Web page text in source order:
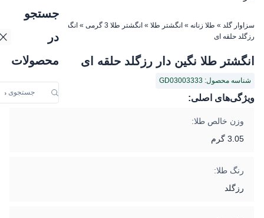
جستجو
در
محصولات
سزاوار گلد » طلا زنانه » انگشتر طلا » انگشتر طلا 3 گرمی » انگشتر طلا نگین دار
رزگلد حلقه ای
انگشتر طلا نگین دار رزگلد حلقه ای
شناسه محصول: GD03003333
ویژگی‌های اصلی:
وزن خالص طلا:
3.05 گرم
رنگ طلا:
رزگلد